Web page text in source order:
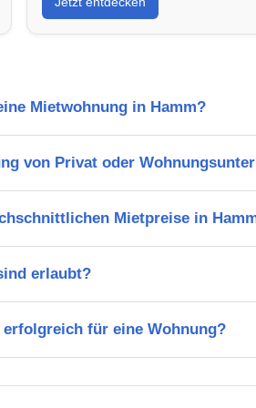
Mietwohnung in Hamm?
von Privat oder
Mietpreise in
erlaubt?
für eine Wohnung?